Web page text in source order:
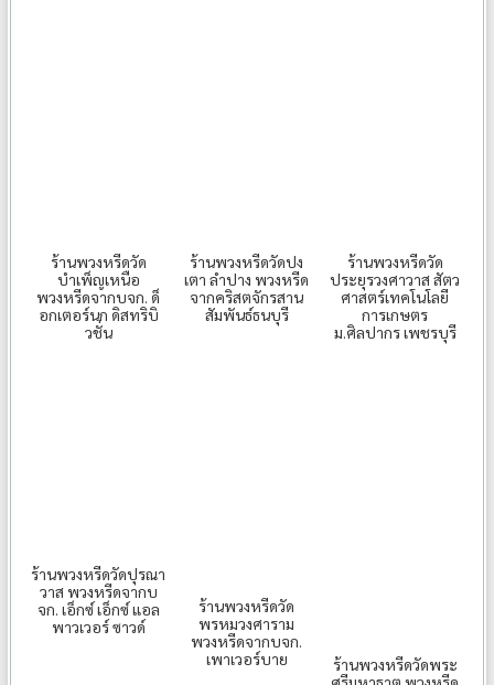
ร้านพวงหรีดวัด
บำเพ็ญเหนือ
พวงหรีดจากบจก. ด็
อกเตอร์นก ดิสทริบิ
วชั่น
ร้านพวงหรีดวัดปง
เตา ลำปาง พวงหรีด
จากคริสตจักรสาน
สัมพันธ์ธนบุรี
ร้านพวงหรีดวัด
ประยุรวงศาวาส สัตว
ศาสตร์เทคโนโลยี
การเกษตร
ม.ศิลปากร เพชรบุรี
ร้านพวงหรีดวัดปุรณา
วาส พวงหรีดจากบ
จก. เอ็กซ์ เอ็กซ์ แอล
พาวเวอร์ ซาวด์
ร้านพวงหรีดวัด
พรหมวงศาราม
พวงหรีดจากบจก.
เพาเวอร์บาย
ร้านพวงหรีดวัดพระ